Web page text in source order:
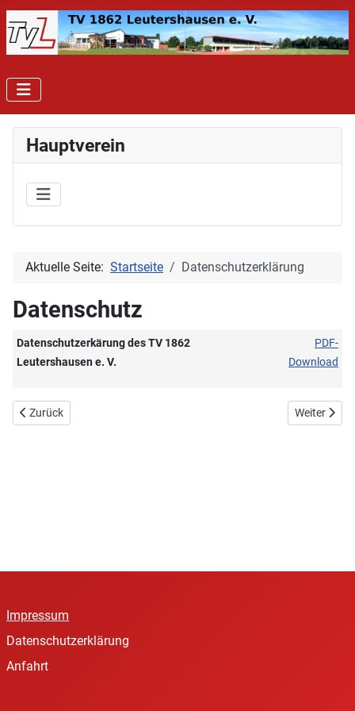
Hauptverein
Aktuelle Seite: Startseite Datenschutzerklärung
Datenschutz
Datenschutzerkärung des TV 1862
Leutershausen e. V.
PDF-
Download
Vorheriger Beitrag: Impressum
Zurück Nächster
Weiter
Impressum
Datenschutzerklärung
Anfahrt